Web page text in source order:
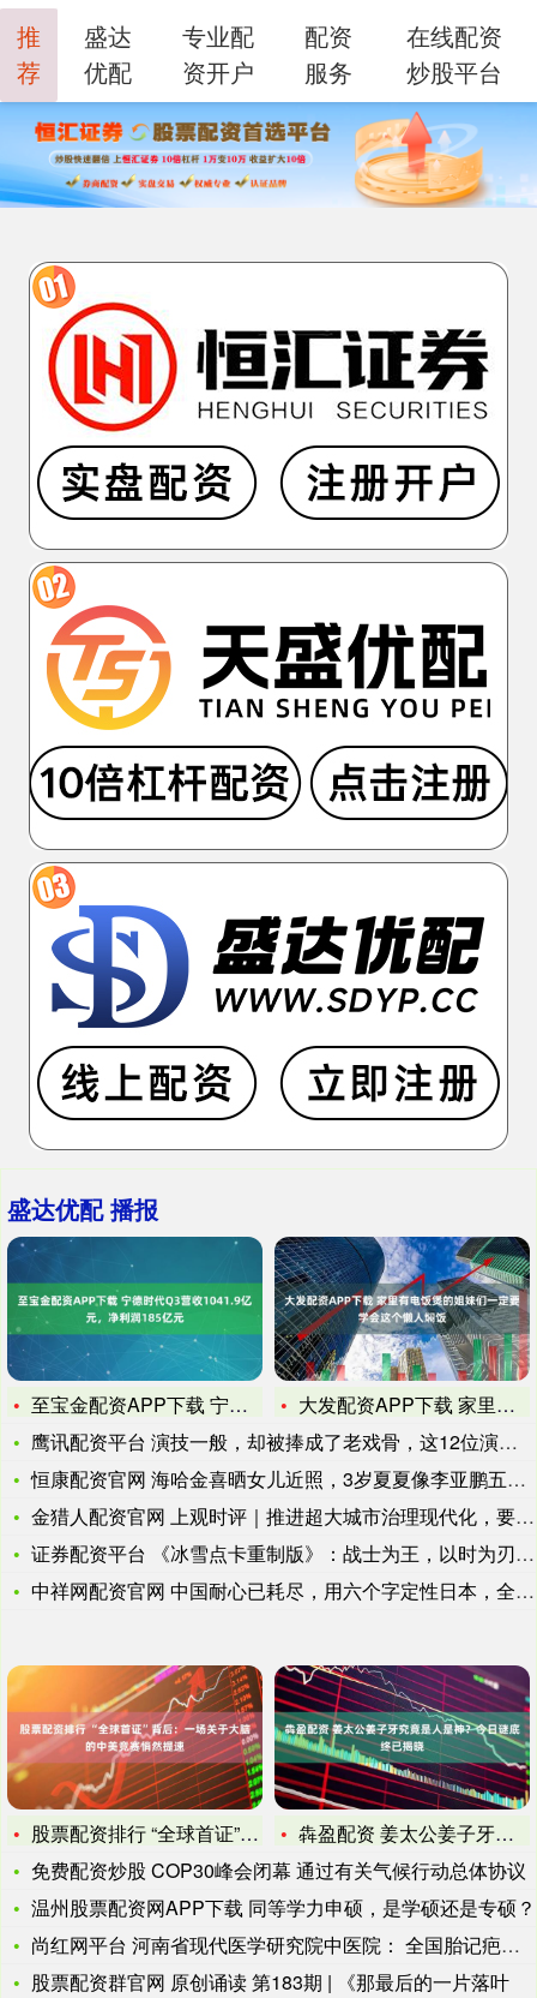
盛达优配 播报
至宝金配资APP下载 宁德时代Q3营收1041.9亿元，净利
大发配资APP下载 家里有电饭煲的姐妹们一定要学会这个懒人焖
鹰讯配资平台 演技一般，却被捧成了老戏骨，这12位演员到底骗
恒康配资官网 海哈金喜晒女儿近照，3岁夏夏像李亚鹏五官端正，
金猎人配资官网 上观时评｜推进超大城市治理现代化，要坚持和落
证券配资平台 《冰雪点卡重制版》：战士为王，以时为刃踏平冰封
中祥网配资官网 中国耐心已耗尽，用六个字定性日本，全世界的媒
股票配资排行 “全球首证”背后：一场关于大脑的中美竞赛悄然提
犇盈配资 姜太公姜子牙究竟是人是神？今日谜底终已揭晓
免费配资炒股 COP30峰会闭幕 通过有关气候行动总体协议
温州股票配资网APP下载 同等学力申硕，是学硕还是专硕？
尚红网平台 河南省现代医学研究院中医院： 全国胎记疤痕元旦专
股票配资群官网 原创诵读 第183期 | 《那最后的一片落叶
推
荐
盛达
优配
专业配
资开户
配资
服务
在线配资
炒股平台